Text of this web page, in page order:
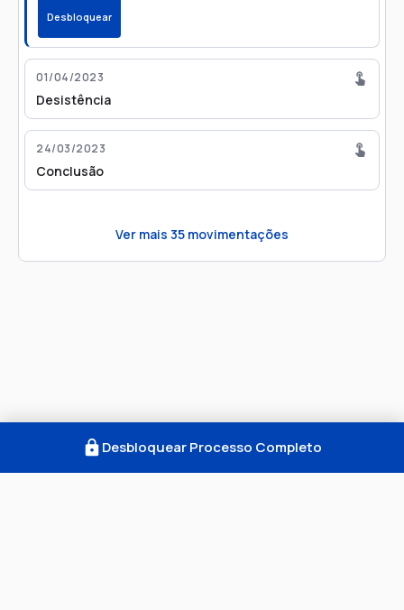
Desbloquear
01/04/2023
Desistência
24/03/2023
Conclusão
Ver mais 35 movimentações
Desbloquear Processo Completo